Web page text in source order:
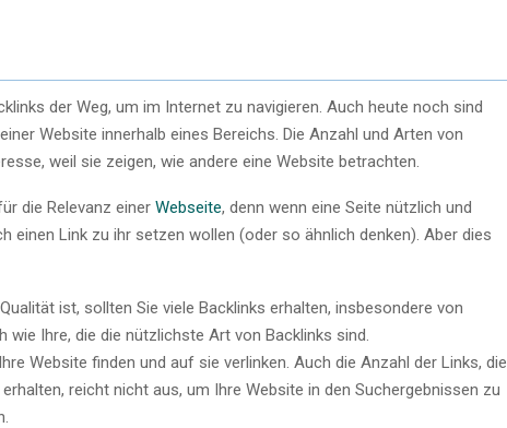
der Weg, um im Internet zu navigieren. Auch heute noch sind
Website innerhalb eines Bereichs. Die Anzahl und Arten von
weil sie zeigen, wie andere eine Website betrachten.
die Relevanz einer Webseite, denn wenn eine Seite nützlich und
einen Link zu ihr setzen wollen (oder so ähnlich denken). Aber dies
ist, sollten Sie viele Backlinks erhalten, insbesondere von
wie Ihre, die die nützlichste Art von Backlinks sind.
Website finden und auf sie verlinken. Auch die Anzahl der Links, die
reicht nicht aus, um Ihre Website in den Suchergebnissen zu